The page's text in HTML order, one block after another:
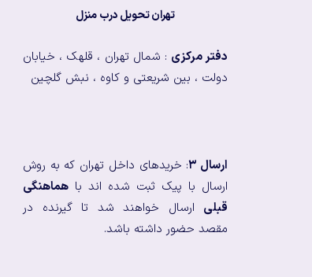
تهران تحویل درب منزل
دفتر مرکزی : شمال تهران ، قلهک ، خیابان
دولت ، بین شریعتی و کاوه ، نبش گلچین
ارسال ۳
: خریدهای داخل تهران که به روش
ارسال با پیک ثبت شده اند با هماهنگی
قبلی ارسال خواهند شد تا گیرنده در
مقصد حضور داشته باشد.